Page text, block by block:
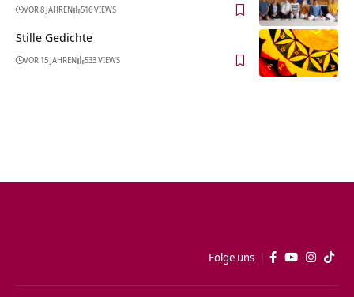
VOR 8 JAHREN 516 VIEWS
Stille Gedichte
VOR 15 JAHREN 533 VIEWS
Folge uns